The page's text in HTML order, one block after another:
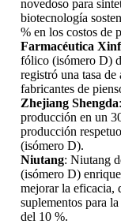
novedoso para
biotecnología
% en los costos de
Farmacéutica
fólico (isómero D)
registró una tasa
fabricantes de
Zhejiang Shengda
producción en un
producción
(isómero D).
Niutang: Niutang
(isómero D)
mejorar la eficacia,
suplementos para
del 10 %.